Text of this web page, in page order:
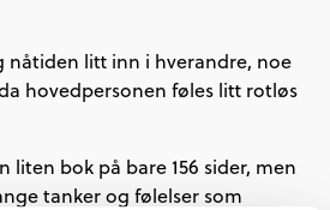
nåtiden litt inn i hverandre, noe
hovedpersonen føles litt rotløs
liten bok på bare 156 sider, men
tanker og følelser som